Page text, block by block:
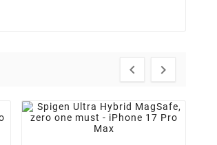
 